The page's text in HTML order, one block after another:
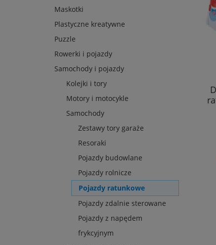
Maskotki
Plastyczne kreatywne
Puzzle
Rowerki i pojazdy
Samochody i pojazdy
Kolejki i tory
Motory i motocykle
Samochody
Zestawy tory garaże
Resoraki
Pojazdy budowlane
Pojazdy rolnicze
Pojazdy ratunkowe
Pojazdy zdalnie sterowane
Pojazdy z napędem
frykcyjnym